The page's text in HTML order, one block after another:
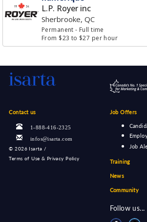
L.P. Royer inc
Sherbrooke, QC
Permanent- Full time
From $23 to $27 per hour
Contact us
1-888-416-2325
infos@isarta.com
©2026 Isarta /
Terms of Use & Privacy Policy
Job Offers
Job
Training
News
Community
Follow us...